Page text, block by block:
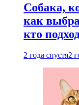
Собака,
как
кто
2 года спустя2